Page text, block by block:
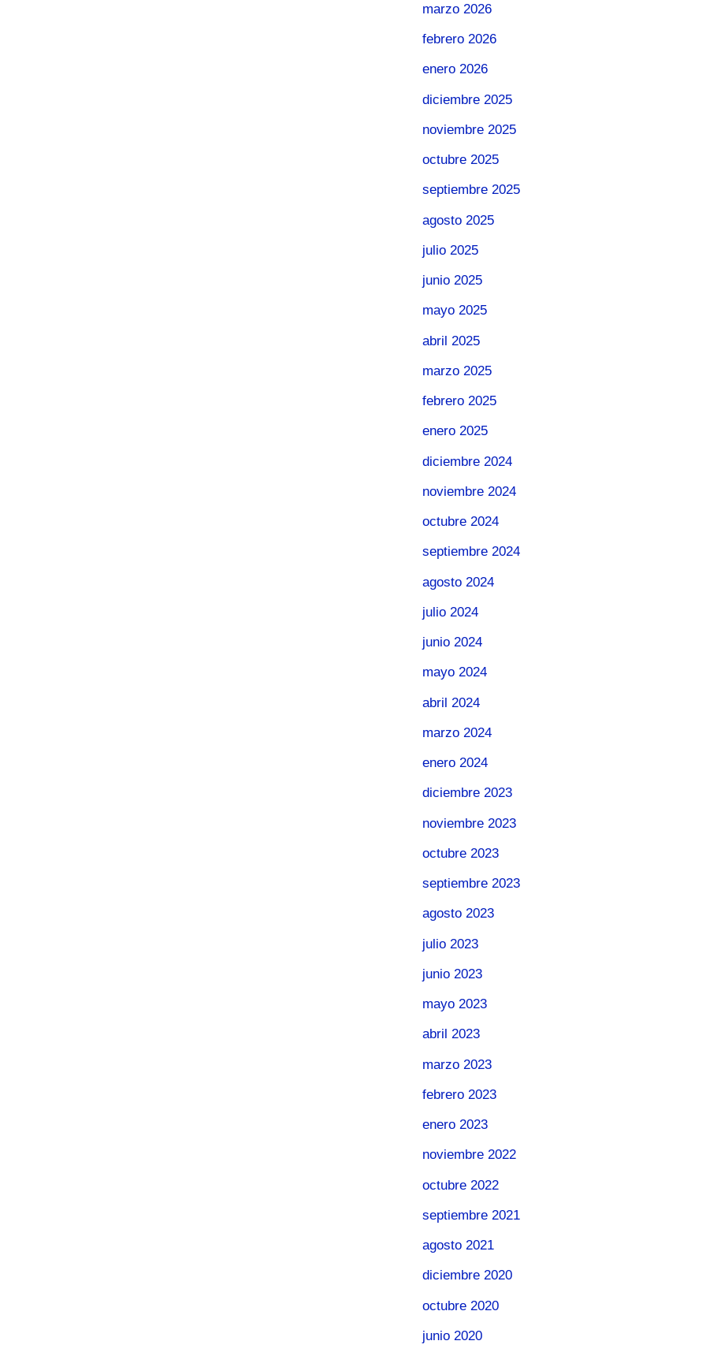
marzo 2026
febrero 2026
enero 2026
diciembre 2025
noviembre 2025
octubre 2025
septiembre 2025
agosto 2025
julio 2025
junio 2025
mayo 2025
abril 2025
marzo 2025
febrero 2025
enero 2025
diciembre 2024
noviembre 2024
octubre 2024
septiembre 2024
agosto 2024
julio 2024
junio 2024
mayo 2024
abril 2024
marzo 2024
enero 2024
diciembre 2023
noviembre 2023
octubre 2023
septiembre 2023
agosto 2023
julio 2023
junio 2023
mayo 2023
abril 2023
marzo 2023
febrero 2023
enero 2023
noviembre 2022
octubre 2022
septiembre 2021
agosto 2021
diciembre 2020
octubre 2020
junio 2020